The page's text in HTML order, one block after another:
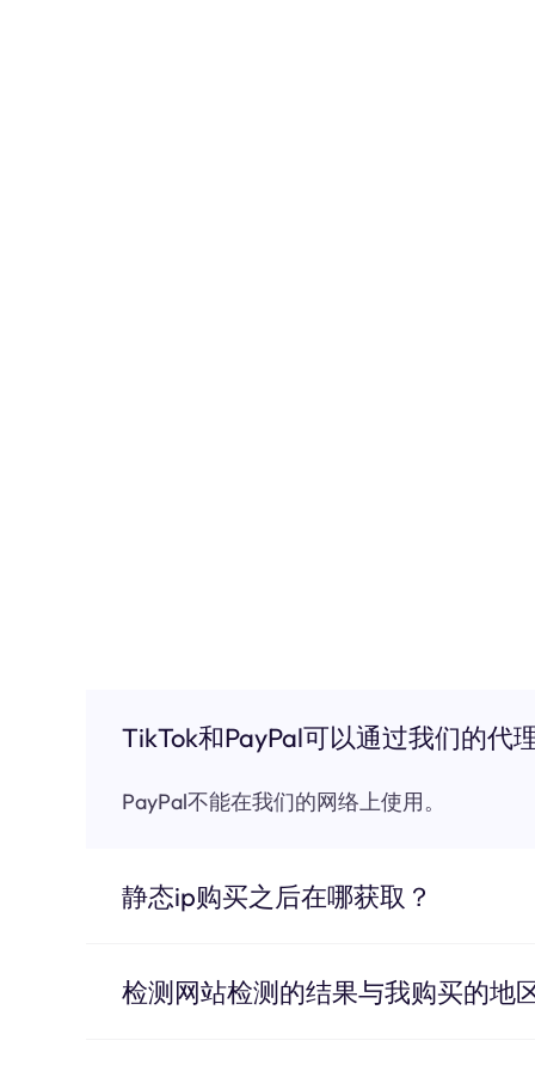
TikTok和PayPal可以通过我们的代
PayPal不能在我们的网络上使用。
静态ip购买之后在哪获取？
检测网站检测的结果与我购买的地